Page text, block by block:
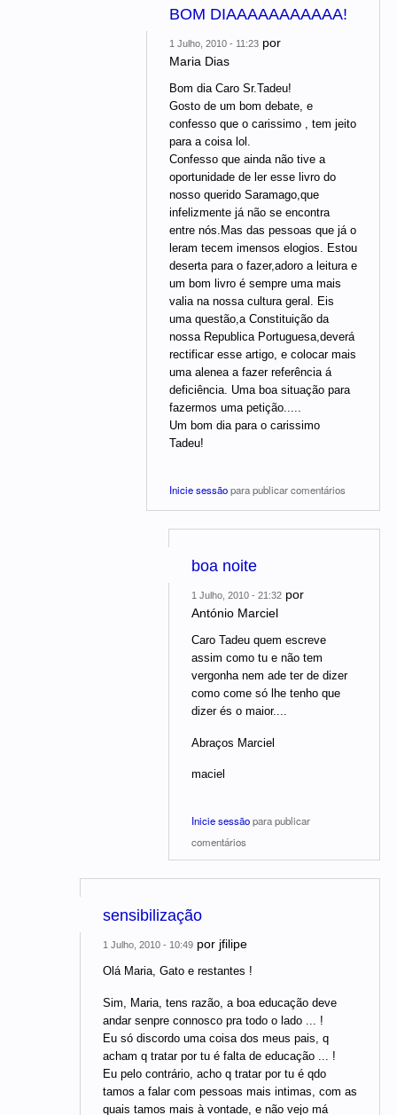
BOM DIAAAAAAAAAAA!
1 Julho, 2010 - 11:23 por
Maria Dias
Bom dia Caro Sr.Tadeu!
Gosto de um bom debate, e
confesso que o carissimo , tem jeito
para a coisa lol.
Confesso que ainda não tive a
oportunidade de ler esse livro do
nosso querido Saramago,que
infelizmente já não se encontra
entre nós.Mas das pessoas que já o
leram tecem imensos elogios. Estou
deserta para o fazer,adoro a leitura e
um bom livro é sempre uma mais
valia na nossa cultura geral. Eis
uma questão,a Constituição da
nossa Republica Portuguesa,deverá
rectificar esse artigo, e colocar mais
uma alenea a fazer referência á
deficiência. Uma boa situação para
fazermos uma petição.....
Um bom dia para o carissimo
Tadeu!
Inicie sessãopara publicar comentários
boa noite
1 Julho, 2010 - 21:32 por
António Marciel
Caro Tadeu quem escreve
assim como tu e não tem
vergonha nem ade ter de dizer
como come só lhe tenho que
dizer és o maior....
Abraços Marciel
maciel
Inicie sessãopara publicar
comentários
sensibilização
1 Julho, 2010 - 10:49 por jfilipe
Olá Maria, Gato e restantes !
Sim, Maria, tens razão, a boa educação deve
andar senpre connosco pra todo o lado ... !
Eu só discordo uma coisa dos meus pais, q
acham q tratar por tu é falta de educação ... !
Eu pelo contrário, acho q tratar por tu é qdo
tamos a falar com pessoas mais intimas, com as
quais tamos mais à vontade, e não vejo má